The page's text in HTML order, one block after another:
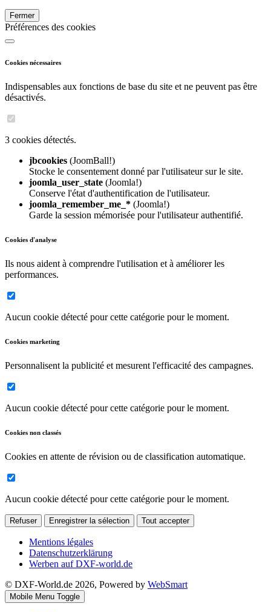
Fermer
Préférences des cookies
Cookies nécessaires
Indispensables aux fonctions de base du site et ne peuvent pas être
désactivés.
3 cookies détectés.
jbcookies (JoomBall!)
Stocke le consentement donné par l'utilisateur sur le site.
joomla_user_state (Joomla!)
Conserve l'état d'authentification de l'utilisateur.
joomla_remember_me_* (Joomla!)
Garde la session mémorisée pour l'utilisateur authentifié.
Cookies d'analyse
Ils nous aident à comprendre l'utilisation et à améliorer les
performances.
Aucun cookie détecté pour cette catégorie pour le moment.
Cookies marketing
Personnalisent la publicité et mesurent l'efficacité des campagnes.
Aucun cookie détecté pour cette catégorie pour le moment.
Cookies non classés
Cookies en attente de révision ou de classification automatique.
Aucun cookie détecté pour cette catégorie pour le moment.
Refuser Enregistrer la sélection Tout accepter
Mentions légales
Datenschutzerklärung
Werben auf DXF-world.de
© DXF-World.de 2026, Powered by WebSmart
Mobile Menu Toggle